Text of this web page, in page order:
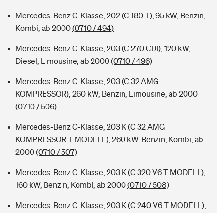
Mercedes-Benz C-Klasse, 202 (C 180 T), 95 kW, Benzin,
Kombi, ab 2000(0710 / 494)
Mercedes-Benz C-Klasse, 203 (C 270 CDI), 120 kW,
Diesel, Limousine, ab 2000(0710 / 496)
Mercedes-Benz C-Klasse, 203 (C 32 AMG
KOMPRESSOR), 260 kW, Benzin, Limousine, ab 2000
(0710 / 506)
Mercedes-Benz C-Klasse, 203 K (C 32 AMG
KOMPRESSOR T-MODELL), 260 kW, Benzin, Kombi, ab
2000(0710 / 507)
Mercedes-Benz C-Klasse, 203 K (C 320 V6 T-MODELL),
160 kW, Benzin, Kombi, ab 2000(0710 / 508)
Mercedes-Benz C-Klasse, 203 K (C 240 V6 T-MODELL),